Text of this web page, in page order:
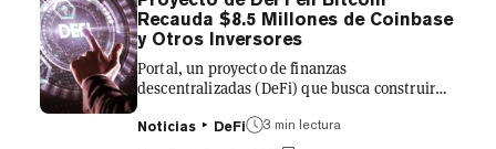
ejemplo, ha bajado un 10% desde el sábado,
cotizando en torno a los $43.550 dólares, según
la plataforma de criptomonedas CoinGecko. El
precio de Ethereum, e...
Recauda $8.5 Millones de Coinbase
y Otros Inversores
Portal, un proyecto de finanzas
descentralizadas (DeFi) que busca construir
ha anunciado hoy que ha recaudado 8,5
Noticias DeFi
3 min lectura